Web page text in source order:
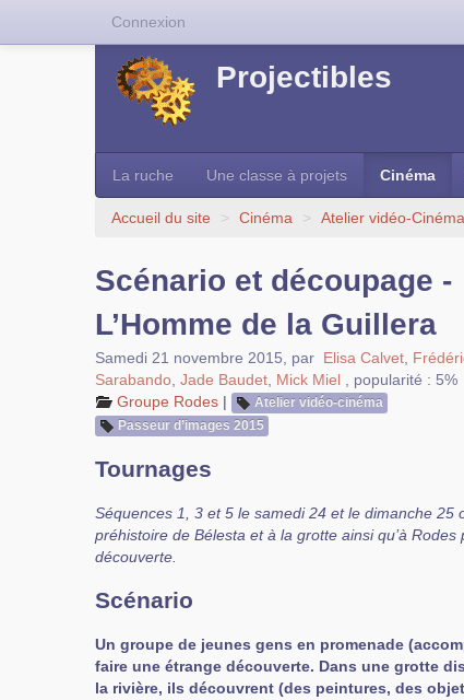
Projectibles
La ruche Une classe à projets Cinéma
Accueil du site > Cinéma > Atelier vidéo-
Scénario et découpage -
L’Homme de la Guillera
Samedi 21 novembre 2015 par Elisa Calvet
Sarabando Jade Baudet Mick Miel
popularité : 5%
Groupe Rodes |
Atelier vidéo-cinéma
Passeur d’images 2015
Tournages
Séquences 1, 3 et 5 le samedi 24 et le dimanche 25
préhistoire de Bélesta et à la grotte ainsi qu’à
découverte.
Scénario
Un groupe de jeunes gens en promenade
faire une étrange découverte. Dans une grotte
la rivière, ils découvrent (des peintures, des
Connexion